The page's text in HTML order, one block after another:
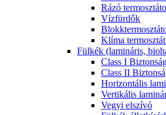
Rázó
Vízfürdők
Klíma
Fülkék (lamináris,
Class I
Class II
Horizontális
Vertikális
Vegyi elszívó